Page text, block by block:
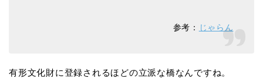
参考： じゃらん
有形文化財に登録されるほどの立派な橋なんですね。